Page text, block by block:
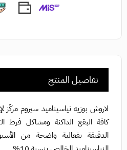
تفاصيل المنتج
لاروش بوزيه نياسيناميد سيروم مركّز
كافة البقع الداكنة ومشاكل فرط
الدقيقة بفعالية واضحة من